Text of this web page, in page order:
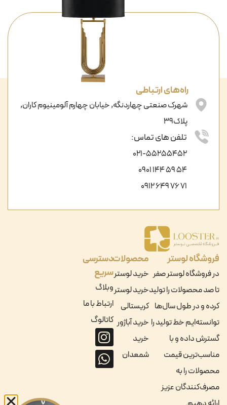
فروشگاه لوستر
در فروشگاه لوستر صفر
تا صد محصولات را تولید
کرده و در طول سال‌ها
توانسته‌ایم خط تولید را
گسترش داده و با
مناسب‌ترین قیمت
محصولات را به
مصرف‌کنندگان عزیز
محصولات
خرید لوستر
خرید لوستر
کریستالی
خرید آباژور
خرید
شمعدان
دسترسی
سریع
وبلاگ
ارتباط با ما
کاتالوگ
راه‌های ارتباطی
شهرک صنعتی چهاردنگه, خیابان چهارم آلومینیوم کاران,
پلاک39
تلفن های تماس:
021-55255452
54 59 144 0901
71 76 649 0912